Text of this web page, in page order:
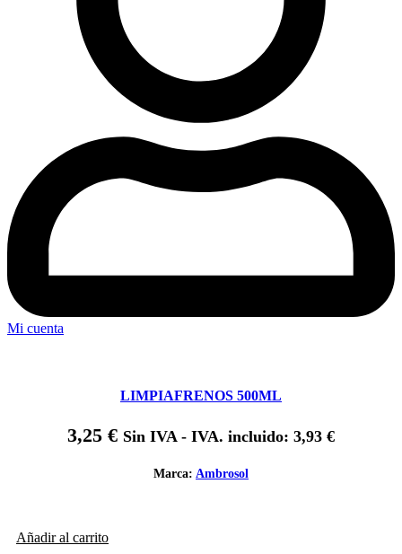
Mi cuenta
LIMPIAFRENOS 500ML
3,25 € Sin IVA - IVA. incluido: 3,93 €
Marca: Ambrosol
Añadir al carrito